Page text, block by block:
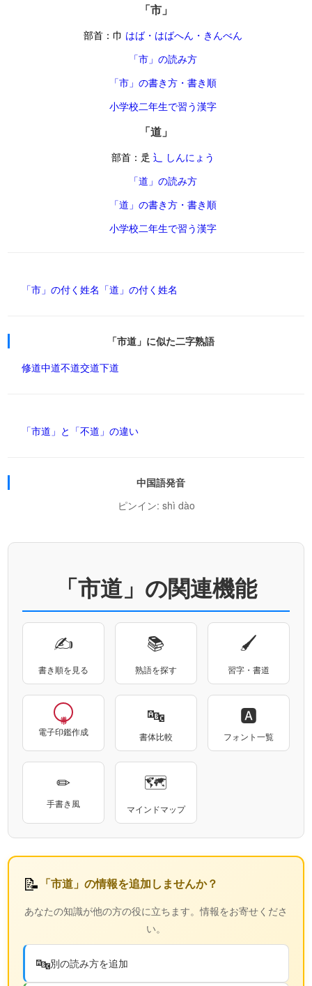
「市」
部首：巾 はば・はばへん・きんべん
「市」の読み方
「市」の書き方・書き順
小学校二年生で習う漢字
「道」
部首：辵 辶 しんにょう
「道」の読み方
「道」の書き方・書き順
小学校二年生で習う漢字
「市」の付く姓名 「道」の付く姓名
「市道」に似た二字熟語
修道中道不道交道下道
「市道」と「不道」の違い
中国語発音
ピンイン: shì dào
「市道」の関連機能
✍
書き順を見る
📚
熟語を探す
🖌
習字・書道
電子印鑑作成
🔤
書体比較
🅰
フォント一覧
✏
手書き風
🗺
マインドマップ
📝 「市道」の情報を追加しませんか？
あなたの知識が他の方の役に立ちます。情報をお寄せくださ
い。
🔤別の読み方を追加